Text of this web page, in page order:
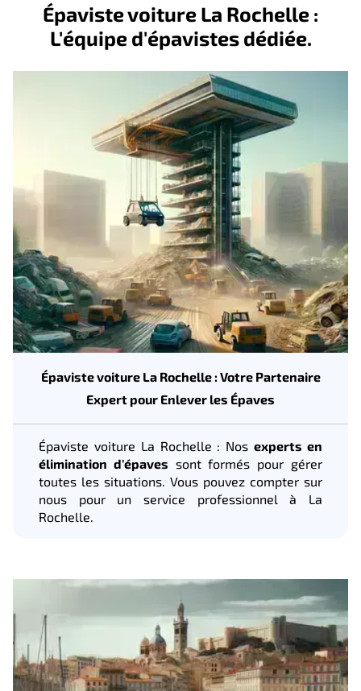
Épaviste voiture La Rochelle :
L'équipe d'épavistes dédiée.
Épaviste voiture La Rochelle : Votre Partenaire
Expert pour Enlever les Épaves
Épaviste voiture La Rochelle : Nosexperts en
élimination d'épaves sont formés pour gérer
toutes les situations. Vous pouvez compter sur
nous pour un service professionnel à La
Rochelle.